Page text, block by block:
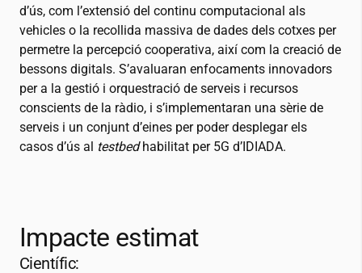
d’ús, com l’extensió del continu computacional als
vehicles o la recollida massiva de dades dels cotxes per
permetre la percepció cooperativa, així com la creació de
bessons digitals. S’avaluaran enfocaments innovadors
per a la gestió i orquestració de serveis i recursos
conscients de la ràdio, i s’implementaran una sèrie de
serveis i un conjunt d’eines per poder desplegar els
casos d’ús al testbedhabilitat per 5G d’IDIADA.
Impacte estimat
Científic: